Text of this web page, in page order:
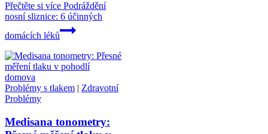
Přečtěte si více Podráždění
nosní sliznice: 6 účinných
domácích léků
Problémy s tlakem | Zdravotní
Problémy
Medisana tonometry: